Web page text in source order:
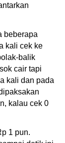
beberapa
kali cek ke
balik
cair tapi
kali dan pada
kalau cek 0
1 pun.